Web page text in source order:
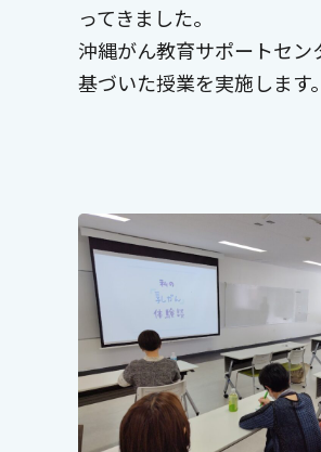
ってきました。
沖縄がん教育サポートセ
基づいた授業を実施します。